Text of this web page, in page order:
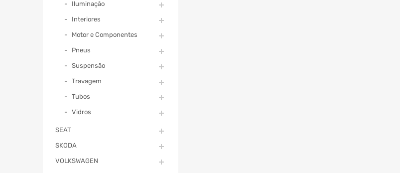
Iluminação
Interiores
Motor e Componentes
Pneus
Suspensão
Travagem
Tubos
Vidros
SEAT
SKODA
VOLKSWAGEN